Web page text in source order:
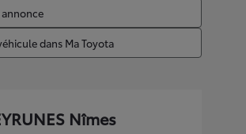
dans Ma Toyota
Nîmes